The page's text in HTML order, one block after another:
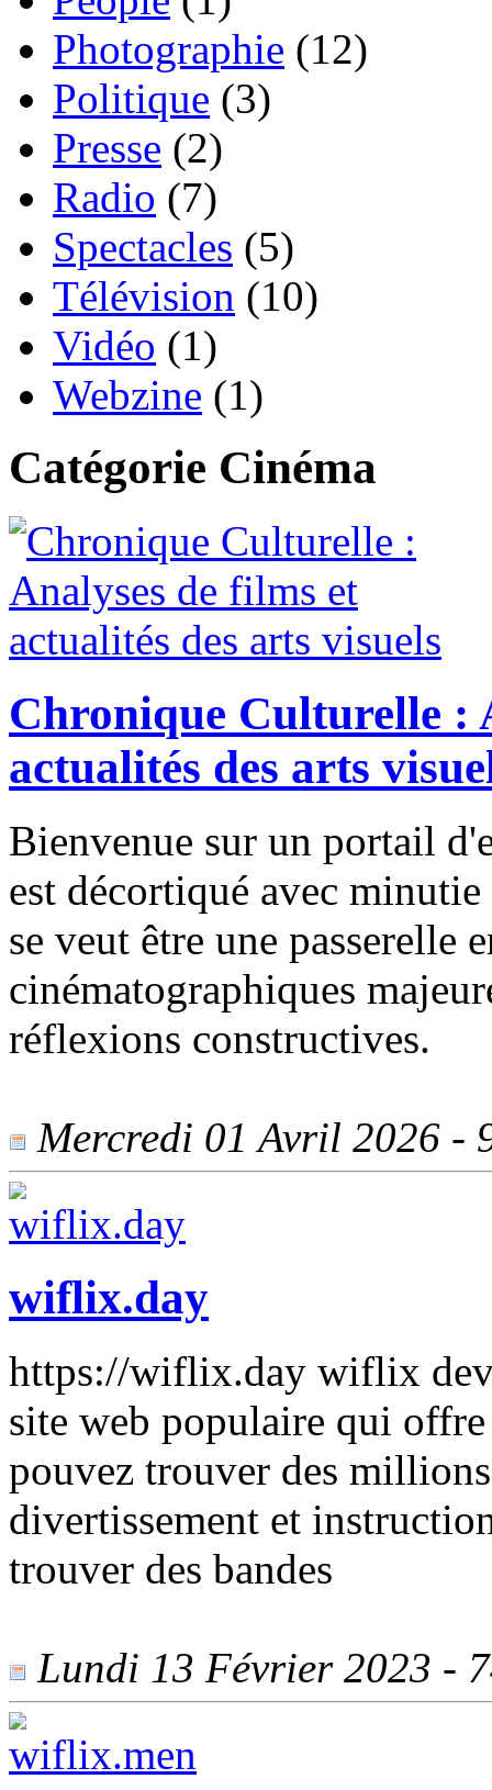
Photographie (12)
Politique (3)
Presse (2)
Radio (7)
Spectacles (5)
Télévision (10)
Vidéo (1)
Webzine (1)
Catégorie Cinéma
Chronique Culturelle :
actualités des arts
Bienvenue sur un portail
est décortiqué avec
se veut être une passerelle
cinématographiques
réflexions constructives.
Mercredi 01 Avril 2026 -
wiflix.day
https://wiflix.day wiflix
site web populaire qui
pouvez trouver des
divertissement et
trouver des bandes
Lundi 13 Février 2023 -